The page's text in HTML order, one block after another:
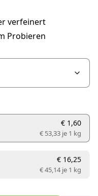
verfeinert
Probieren
€ 1,60
€ 53,33 je 1 kg
€ 16,25
€ 45,14 je 1 kg